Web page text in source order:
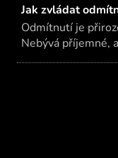
Jak zvládat
Odmítnutí je
Nebývá příjemné,